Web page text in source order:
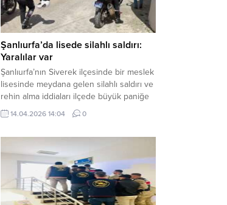
gerçekleştirilen “Tütün ve Alkol
Kaçakçılarına Yönelik Çalışmalar” tüm...
Şanlıurfa’da lisede silahlı saldırı:
Yaralılar var
Şanlıurfa’nın Siverek ilçesinde bir meslek
lisesinde meydana gelen silahlı saldırı ve
rehin alma iddiaları ilçede büyük paniğe
neden oldu. Olay yerine çok sayıda özel
harekat polisi ve sağlık ekibi sevk
çalışmaları devam ediyor. Haber Merkezi
– Siverek ilçesi Hasan Çelebi
Mahallesi’nde bulunan Ahmet Koyuncu
Mesleki...
14.04.2026 14:04 0